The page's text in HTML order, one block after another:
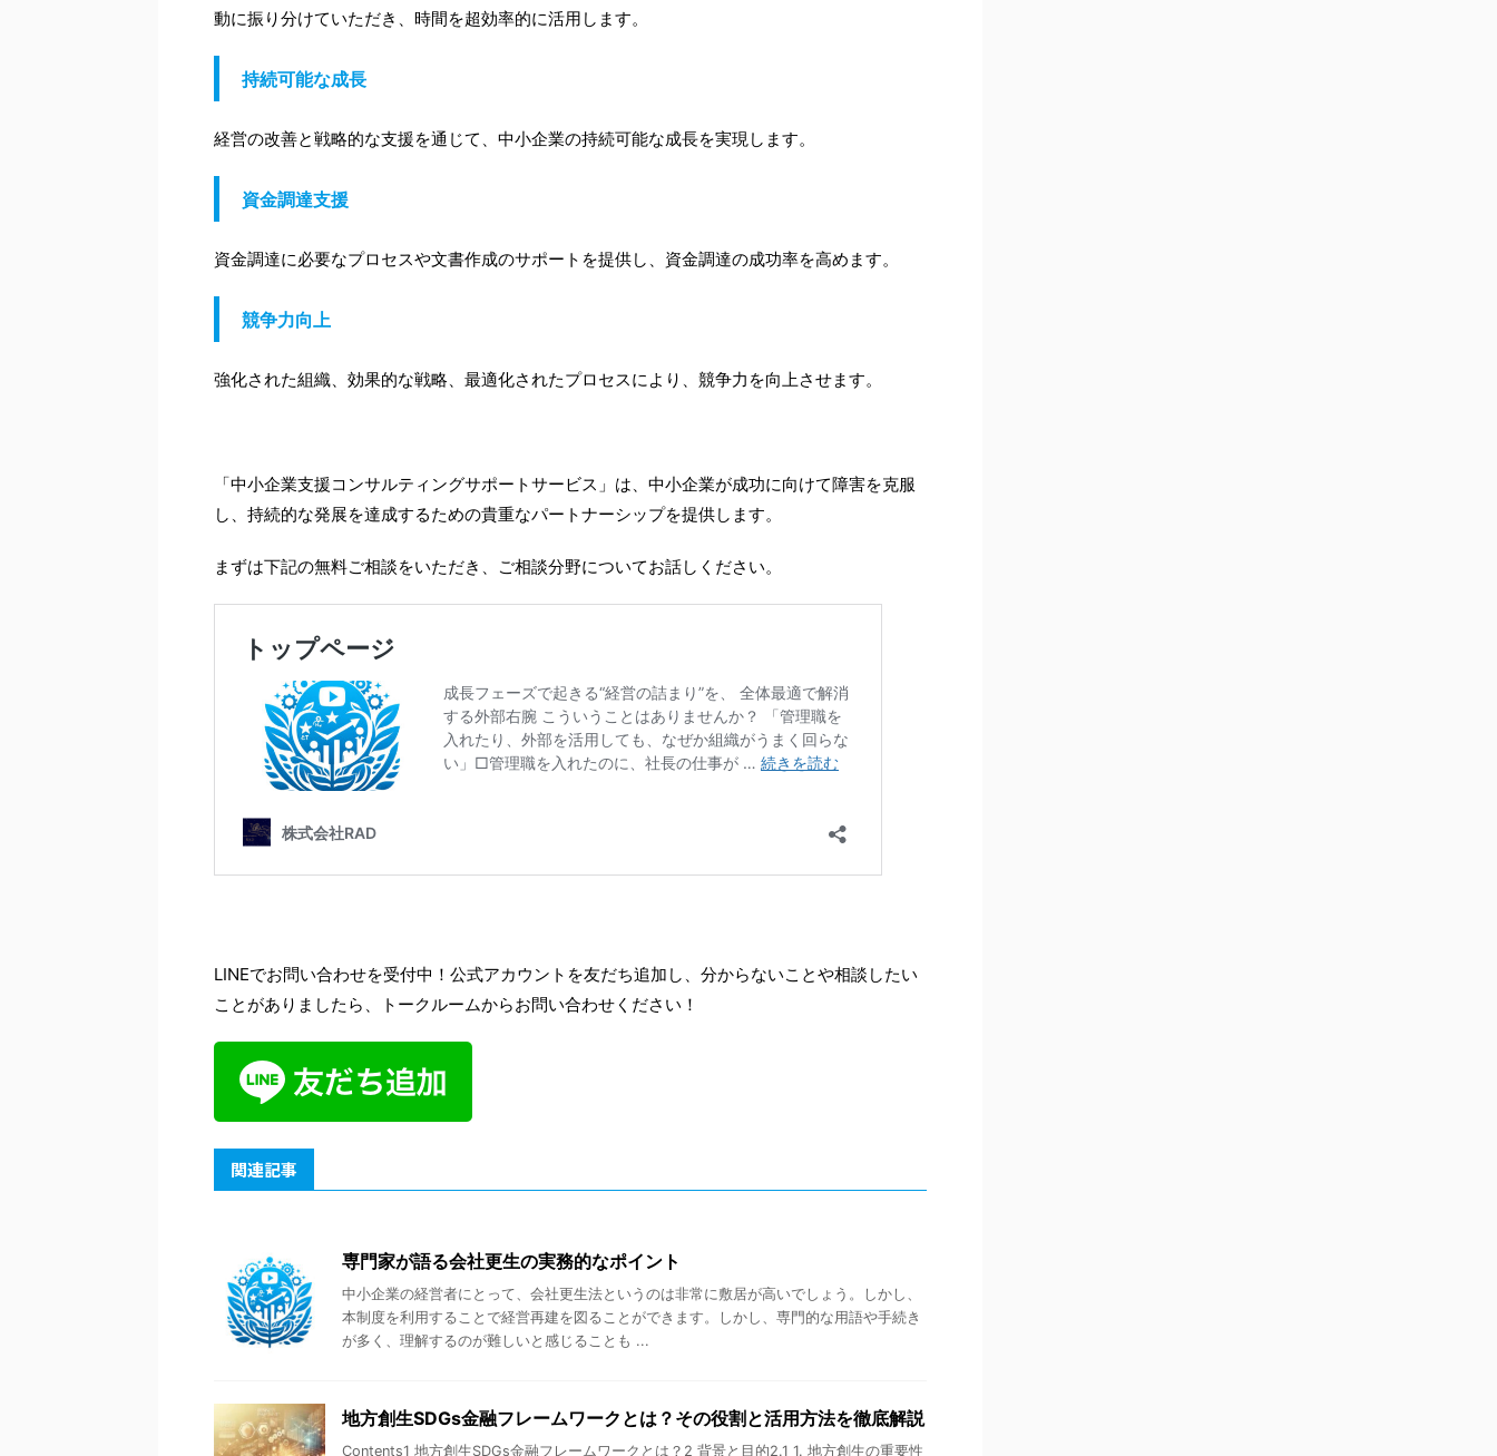
動に振り分けていただき、時間を超効率的に活用します。
持続可能な成長
経営の改善と戦略的な支援を通じて、中小企業の持続可能な成長を実現します。
資金調達支援
資金調達に必要なプロセスや文書作成のサポートを提供し、資金調達の成功率を高めます。
競争力向上
強化された組織、効果的な戦略、最適化されたプロセスにより、競争力を向上させます。
「中小企業支援コンサルティングサポートサービス」は、中小企業が成功に向けて障害を克服
し、持続的な発展を達成するための貴重なパートナーシップを提供します。
まずは下記の無料ご相談をいただき、ご相談分野についてお話しください。
LINEでお問い合わせを受付中！公式アカウントを友だち追加し、分からないことや相談したい
ことがありましたら、トークルームからお問い合わせください！
関連記事
専門家が語る会社更生の実務的なポイント
中小企業の経営者にとって、会社更生法というのは非常に敷居が高いでしょう。しかし、
本制度を利用することで経営再建を図ることができます。しかし、専門的な用語や手続き
が多く、理解するのが難しいと感じることも ...
地方創生SDGs金融フレームワークとは？その役割と活用方法を徹底解説
Contents1 地方創生SDGs金融フレームワークとは？2 背景と目的2.1 1. 地方創生の重要性